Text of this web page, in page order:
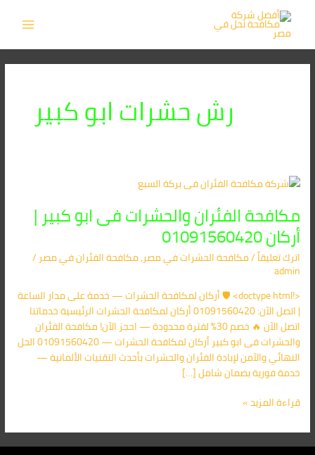
المحتوى
رش حشرات ابو كبير
مكافحة الفئران والحشرات فى ابو كبير |
أركان 01091560420
اترك تعليقاً/مكافحة الحشرات في مصر,مكافحة الفئران​ في مصر/
admin
<!doctype html> 🛡️ أركان لمكافحة الحشرات — خدمة على مدار الساعة
| اتصل الآن: 01091560420 أركان لمكافحة الحشرات الرئيسية خدماتنا
اتصل الآن 🔥 خصم 30% لفترة محدودة — احجز الآن! مكافحة الفئران
والحشرات فى ابو كبير أركان لمكافحة الحشرات — 01091560420 الحل
النهائي والآمن لإبادة الفئران والحشرات بأحدث التقنيات الألمانية —
خدمة فورية بضمان شامل […]
مكافحة
والحشرات
فى
ابو
كبير
|
أركان
01091560420
قراءة المزيد »